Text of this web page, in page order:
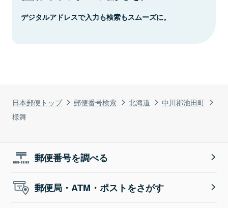
日本郵便トップ 郵便番号検索 北海道
中川郡池田町
様舞
デジタルアドレスで入力も検索もスムーズに。
郵便番号を調べる
郵便局・ATM・ポストをさがす